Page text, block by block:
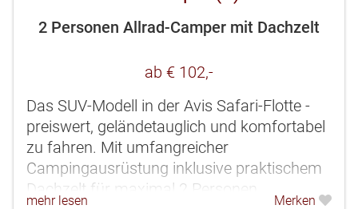
2 Personen Allrad-Camper mit Dachzelt
ab € 102,-
Das SUV-Modell in der Avis Safari-Flotte -
preiswert, geländetauglich und komfortabel
zu fahren. Mit umfangreicher
Campingausrüstung inklusive praktischem
Dachzelt für maximal 2 Personen.
mehr lesen Merken